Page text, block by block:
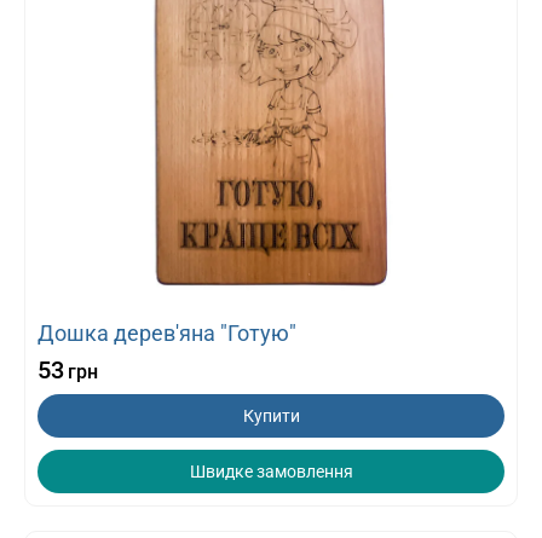
Дошка дерев'яна "Готую"
53 грн
Купити
Швидке замовлення